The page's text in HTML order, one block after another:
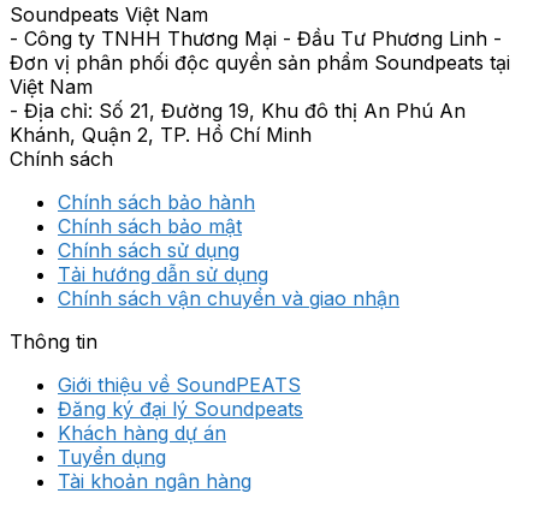
Soundpeats Việt Nam
- Công ty TNHH Thương Mại - Đầu Tư Phương Linh -
Đơn vị phân phối độc quyền sản phẩm Soundpeats tại
Việt Nam
- Địa chỉ: Số 21, Đường 19, Khu đô thị An Phú An
Khánh, Quận 2, TP. Hồ Chí Minh
Chính sách
Chính sách bảo hành
Chính sách bảo mật
Chính sách sử dụng
Tải hướng dẫn sử dụng
Chính sách vận chuyển và giao nhận
Thông tin
Giới thiệu về SoundPEATS
Đăng ký đại lý Soundpeats
Khách hàng dự án
Tuyển dụng
Tài khoản ngân hàng